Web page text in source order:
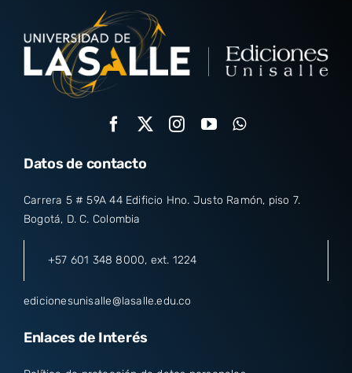
Datos de contacto
Carrera 5 # 59A 44 Edificio Hno. Justo Ramón, piso 7.
Bogotá, D. C. Colombia
+57 601 348 8000, ext. 1224
edicionesunisalle@lasalle.edu.co
Enlaces de Interés